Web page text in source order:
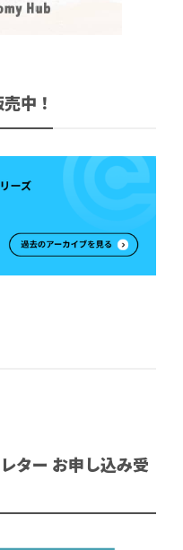
中！
ター お申し込み受